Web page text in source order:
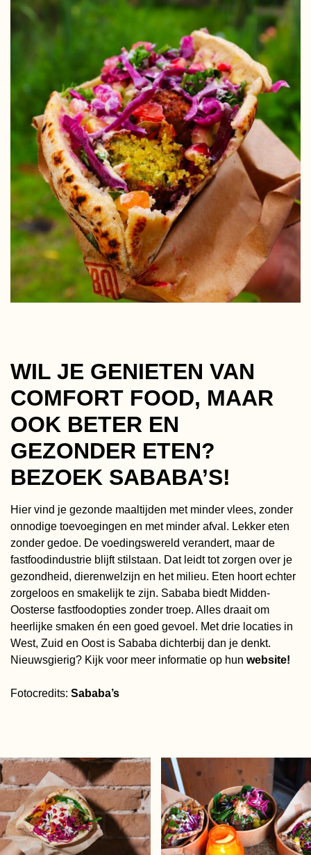
WIL JE GENIETEN VAN
COMFORT FOOD, MAAR
OOK BETER EN
GEZONDER ETEN?
BEZOEK SABABA’S!
Hier vind je gezonde maaltijden met minder vlees, zonder
onnodige toevoegingen en met minder afval. Lekker eten
zonder gedoe. De voedingswereld verandert, maar de
fastfoodindustrie blijft stilstaan. Dat leidt tot zorgen over je
gezondheid, dierenwelzijn en het milieu. Eten hoort echter
zorgeloos en smakelijk te zijn. Sababa biedt Midden-
Oosterse fastfoodopties zonder troep. Alles draait om
heerlijke smaken én een goed gevoel. Met drie locaties in
West, Zuid en Oost is Sababa dichterbij dan je denkt.
Nieuwsgierig? Kijk voor meer informatie op hun website!
Fotocredits: Sababa’s